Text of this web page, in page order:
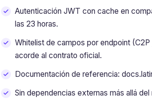
Autenticación JWT con cache en
las 23 horas.
Whitelist de campos por endpoint
acorde al contrato oficial.
Documentación de referencia:
Sin dependencias externas más allá